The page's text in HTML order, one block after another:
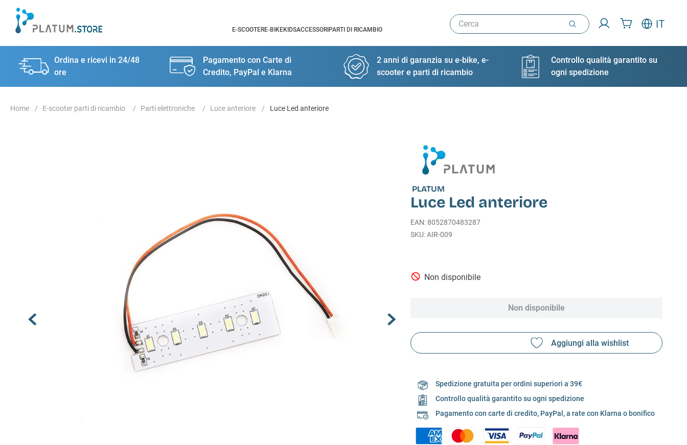
E-SCOOTERE-BIKEKIDSACCESSORI PARTI DI RICAMBIO
Cerca IT
Ordina e ricevi in 24/48
ore
Pagamento con Carte di
Credito, PayPal e Klarna
2 anni di garanzia su e-bike, e-
scooter e parti di ricambio
Controllo qualità garantito su
ogni spedizione
E-scooter parti di ricambio Parti elettroniche Luce anteriore Luce Led anteriore
PLATUM
Luce Led anteriore
EAN: 8052870483287
AIR-009
Non disponibile
Non disponibile
Spedizione gratuita per ordini superiori a 39€
Controllo qualità garantito su ogni spedizione
Pagamento con carte di credito, PayPal, a rate con Klarna o bonifico